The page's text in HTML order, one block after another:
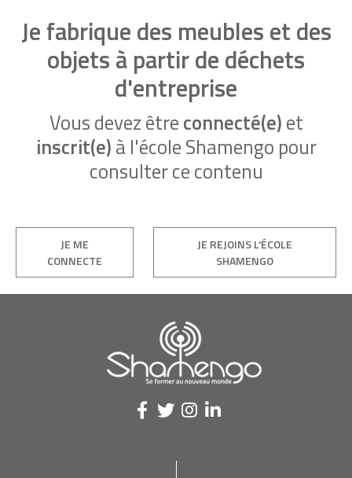
Je fabrique des meubles et des
objets à partir de déchets
d'entreprise
Vous devez êtreconnecté(e)et
inscrit(e)à l'école Shamengo pour
consulter ce contenu
JE ME
CONNECTE
JE REJOINS L'ÉCOLE
SHAMENGO